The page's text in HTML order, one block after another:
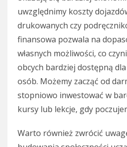
uwzględnimy koszty
drukowanych czy
finansowa pozwala na
własnych możliwości, co
obcych bardziej dostępną
osób. Możemy zacząć od
stopniowo inwestować w
kursy lub lekcje, gdy
Warto również zwrócić